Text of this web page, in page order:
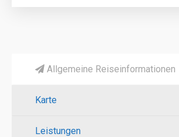
Allgemeine Reiseinformationen
Karte
Leistungen